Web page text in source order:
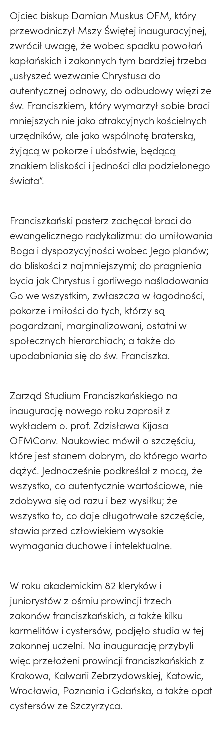
Ojciec biskup Damian Muskus OFM, który
przewodniczył Mszy Świętej inauguracyjnej,
zwrócił uwagę, że wobec spadku powołań
kapłańskich i zakonnych tym bardziej trzeba
„usłyszeć wezwanie Chrystusa do
autentycznej odnowy, do odbudowy więzi ze
św. Franciszkiem, który wymarzył sobie braci
mniejszych nie jako atrakcyjnych kościelnych
urzędników, ale jako wspólnotę braterską,
żyjącą w pokorze i ubóstwie, będącą
znakiem bliskości i jedności dla podzielonego
świata”.
Franciszkański pasterz zachęcał braci do
ewangelicznego radykalizmu: do umiłowania
Boga i dyspozycyjności wobec Jego planów;
do bliskości z najmniejszymi; do pragnienia
bycia jak Chrystus i gorliwego naśladowania
Go we wszystkim, zwłaszcza w łagodności,
pokorze i miłości do tych, którzy są
pogardzani, marginalizowani, ostatni w
społecznych hierarchiach; a także do
upodabniania się do św. Franciszka.
Zarząd Studium Franciszkańskiego na
inaugurację nowego roku zaprosił z
wykładem o. prof. Zdzisława Kijasa
OFMConv. Naukowiec mówił o szczęściu,
które jest stanem dobrym, do którego warto
dążyć. Jednocześnie podkreślał z mocą, że
wszystko, co autentycznie wartościowe, nie
zdobywa się od razu i bez wysiłku; że
wszystko to, co daje długotrwałe szczęście,
stawia przed człowiekiem wysokie
wymagania duchowe i intelektualne.
W roku akademickim 82 kleryków i
juniorystów z ośmiu prowincji trzech
zakonów franciszkańskich, a także kilku
karmelitów i cystersów, podjęło studia w tej
zakonnej uczelni. Na inaugurację przybyli
więc przełożeni prowincji franciszkańskich z
Krakowa, Kalwarii Zebrzydowskiej, Katowic,
Wrocławia, Poznania i Gdańska, a także opat
cystersów ze Szczyrzyca.